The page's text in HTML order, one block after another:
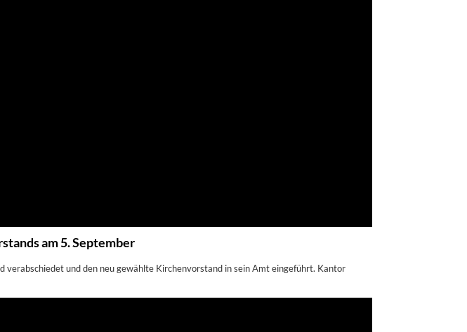
am 5. September
und den neu gewählte Kirchenvorstand in sein Amt eingeführt. Kantor